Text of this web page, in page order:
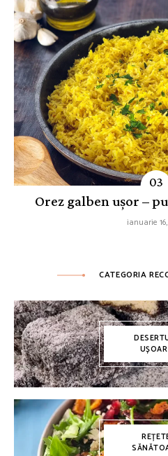
Orez galben ușor –
ianuarie
CATEGORIA